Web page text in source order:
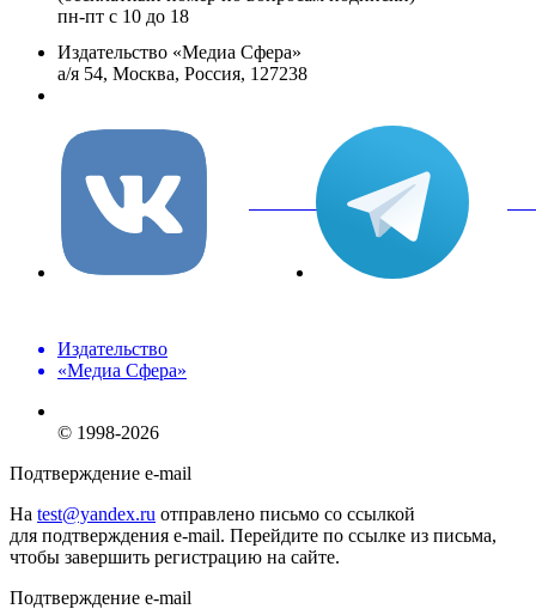
пн-пт с 10 до 18
Издательство «Медиа Сфера»
а/я 54, Москва, Россия, 127238
вКонтакте
Издательство
«Медиа Сфера»
© 1998-2026
Подтверждение e-mail
На test@yandex.ru отправлено письмо со ссылкой
для подтверждения e-mail. Перейдите по ссылке из письма,
чтобы завершить регистрацию на сайте.
Подтверждение e-mail